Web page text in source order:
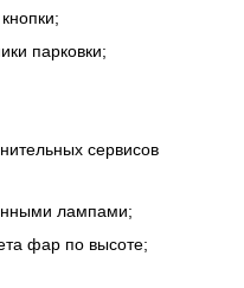
парковки;
сервисов
лампами;
фар по высоте;